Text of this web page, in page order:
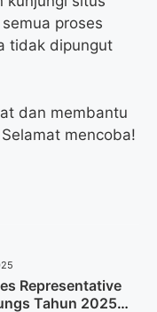
proses
tidak dipungut
dan membantu
mencoba!
Representative
Tahun 2025